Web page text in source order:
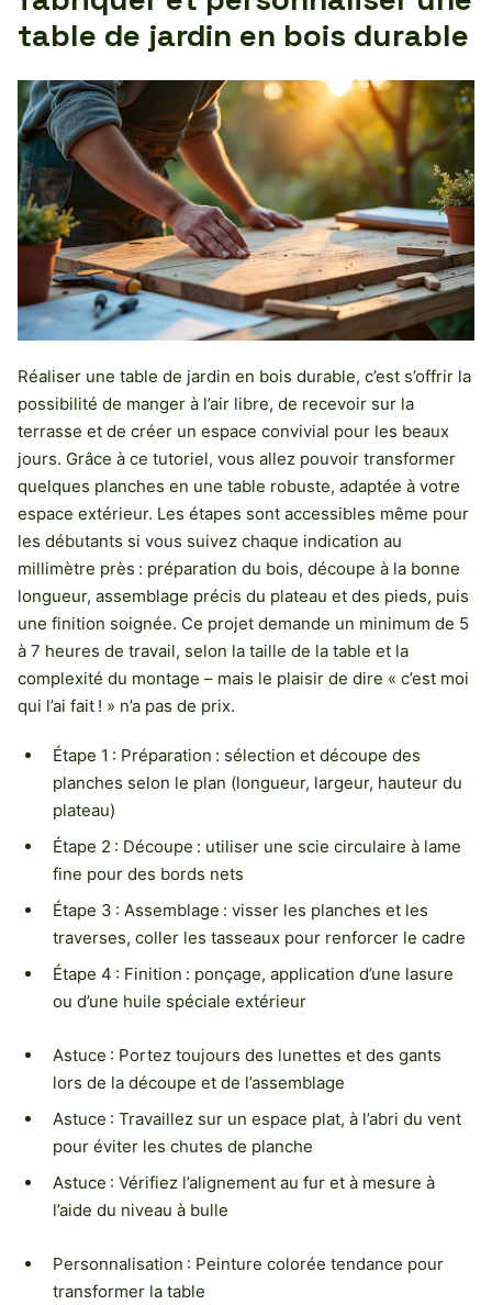
table de jardin en bois durable
Réaliser une table de jardin en bois durable, c’est s’offrir la
possibilité de manger à l’air libre, de recevoir sur la
terrasse et de créer un espace convivial pour les beaux
jours. Grâce à ce tutoriel, vous allez pouvoir transformer
quelques planches en une table robuste, adaptée à votre
espace extérieur. Les étapes sont accessibles même pour
les débutants si vous suivez chaque indication au
millimètre près : préparation du bois, découpe à la bonne
longueur, assemblage précis du plateau et des pieds, puis
une finition soignée. Ce projet demande un minimum de 5
à 7 heures de travail, selon la taille de la table et la
complexité du montage – mais le plaisir de dire « c’est moi
qui l’ai fait ! » n’a pas de prix.
Étape 1 : Préparation : sélection et découpe des
planches selon le plan (longueur, largeur, hauteur du
plateau)
Étape 2 : Découpe : utiliser une scie circulaire à lame
fine pour des bords nets
Étape 3 : Assemblage : visser les planches et les
traverses, coller les tasseaux pour renforcer le cadre
Étape 4 : Finition : ponçage, application d’une lasure
ou d’une huile spéciale extérieur
Astuce : Portez toujours des lunettes et des gants
lors de la découpe et de l’assemblage
Astuce : Travaillez sur un espace plat, à l’abri du vent
pour éviter les chutes de planche
Astuce : Vérifiez l’alignement au fur et à mesure à
l’aide du niveau à bulle
Personnalisation : Peinture colorée tendance pour
transformer la table